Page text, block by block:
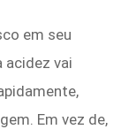
em seu
acidez vai
Em vez de,